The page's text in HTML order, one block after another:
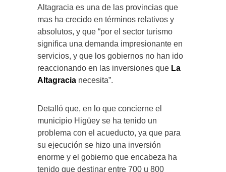
Altagracia es una de las provincias que
mas ha crecido en términos relativos y
absolutos, y que “por el sector turismo
significa una demanda impresionante en
servicios, y que los gobiernos no han ido
reaccionando en las inversiones que La
Altagracia necesita”.
Detalló que, en lo que concierne el
municipio Higüey se ha tenido un
problema con el acueducto, ya que para
su ejecución se hizo una inversión
enorme y el gobierno que encabeza ha
tenido que destinar entre 700 u 800